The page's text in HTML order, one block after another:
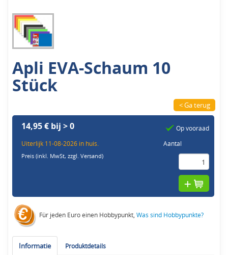
Apli EVA-Schaum 10
Stück
< Ga terug
14,95 € bij > 0
Uiterlijk 11-08-2026 in huis.
Preis (inkl. MwSt,zzgl. Versand)
Op vooraad
Aantal
Für jeden Euro einen Hobbypunkt,Was sind Hobbypunkte?
Informatie Produktdetails